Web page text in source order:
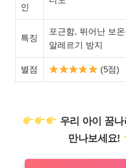
인
특징
포근함, 뛰어난 보
알레르기 방지
별점 (5점)
우리 아이 꿈
만나보세요!